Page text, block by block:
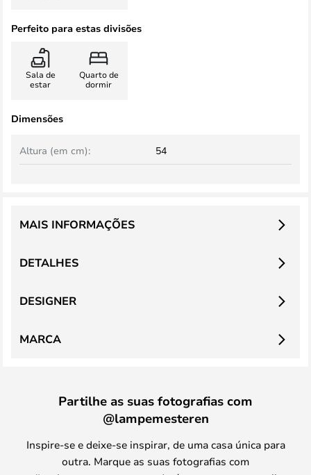
Perfeito para estas divisões
Sala de
estar
Quarto de
dormir
Dimensões
Altura (em cm): 54
DETALHES
MAIS INFORMAÇÕES
DESIGNER
MARCA
Partilhe as suas fotografias com
@lampemesteren
Inspire-se e deixe-se inspirar, de uma casa única para
outra. Marque as suas fotografias com